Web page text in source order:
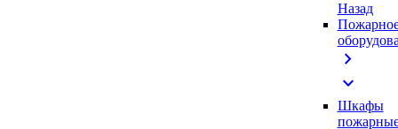
Назад
chevron_right
expand_more
Шкафы